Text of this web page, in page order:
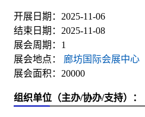
开展日期：2025-11-06
结束日期：2025-11-08
展会周期：1
展会地点：
廊坊国际会展中心
展会面积：20000
组织单位（主办/协办/支持）：